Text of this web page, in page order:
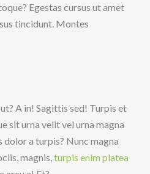
Egestas cursus ut amet
tincidunt. Montes
A in! Sagittis sed! Turpis et
sit urna velit vel urna magna
dolor a turpis? Nunc magna
magnis, turpis enim platea